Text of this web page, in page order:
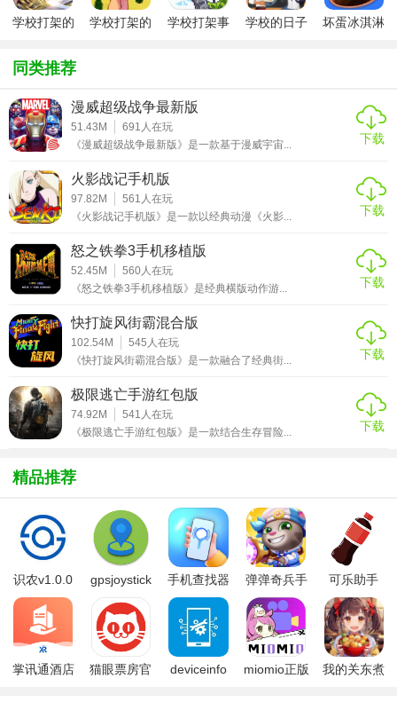
5. 校园探索：玩家可以在校园中自由探索，发现隐藏的地点
和事件，增加游戏的趣味性和互动性。
【学校打架的坏蛋(BadGuysInSchoolFight)功能】
1. 角色升级：通过完成任务和战斗，玩家可以获取经验值，
提升角色等级，解锁更多技能和属性。
2. 装备系统：玩家可以购买和升级装备，提高角色的战斗能
力。
3. 多人对战：支持多人在线对战模式，玩家可以与其他玩家
一决高下。
他学生加入战斗等，增加游戏的不可预测性。
5. 社交功能：玩家可以添加好友、组建帮派，共同完成任务
【学校打架的坏蛋(BadGuysInSchoolFight)技巧】
局。
2. 观察对手：注意观察对手的攻击模式和弱点，选择合适的
攻击方式。
3. 躲避技巧：学会躲避对手的攻击，保持自身血量，以持续
战斗。
4. 团队合作：在多人对战中，与队友密切配合，共同击败对
手。
学校打架的
学校打架的
学校打架事
学校的日子
坏蛋冰淇淋
同类推荐
漫威超级战争最新版
51.43M 691 人在玩
《漫威超级战争最新版》是一款基于漫威宇宙...
下载
火影战记手机版
97.82M 561 人在玩
《火影战记手机版》是一款以经典动漫《火影...
下载
怒之铁拳3手机移植版
52.45M 560 人在玩
《怒之铁拳3手机移植版》是经典横版动作游...
下载
快打旋风街霸混合版
102.54M 545 人在玩
《快打旋风街霸混合版》是一款融合了经典街...
下载
极限逃亡手游红包版
74.92M 541 人在玩
《极限逃亡手游红包版》是一款结合生存冒险...
下载
精品推荐
识农v1.0.0
gpsjoystick
手机查找器
app
弹弹奇兵手
游免费版
可乐助手
5.26版本
掌讯通酒店
猫眼票房官
deviceinfo
miomio正版
我的关东煮